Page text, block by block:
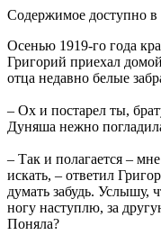
Содержимое доступно
Осенью 1919-го года
Григорий приехал
отца недавно белые
– Ох и постарел ты,
Дуняша нежно
– Так и полагается –
искать, – ответил
думать забудь. Услышу,
ногу наступлю, за
Поняла?